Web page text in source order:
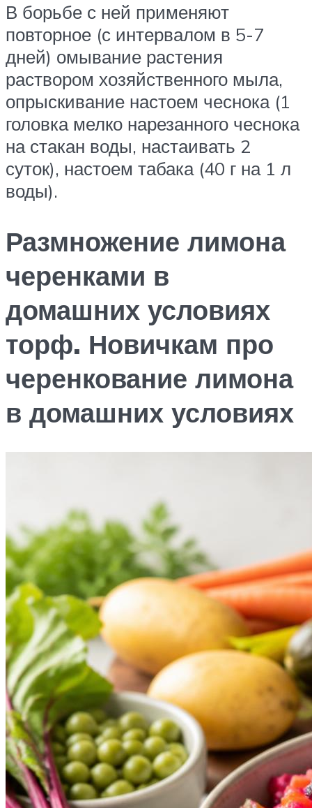
В борьбе с ней применяют
повторное (с интервалом в 5-7
дней) омывание растения
раствором хозяйственного мыла,
опрыскивание настоем чеснока (1
головка мелко нарезанного чеснока
на стакан воды, настаивать 2
суток), настоем табака (40 г на 1 л
воды).
Размножение лимона
черенками в
домашних условиях
торф. Новичкам про
черенкование лимона
в домашних условиях